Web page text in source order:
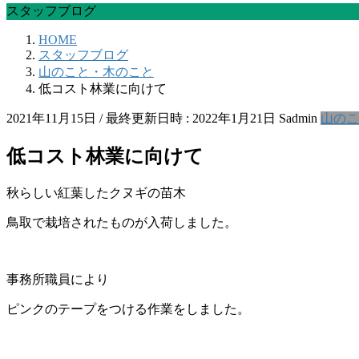
スタッフブログ
HOME
スタッフブログ
山のこと・木のこと
低コスト林業に向けて
2021年11月15日 / 最終更新日時 : 2022年1月21日 Sadmin 山の
低コスト林業に向けて
秋らしい紅葉したクヌギの苗木
鳥取で栽培されたものが入荷しました。
事務所職員により
ピンクのテープをつける作業をしました。